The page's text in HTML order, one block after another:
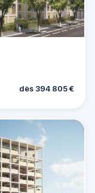
dès 394 805 €